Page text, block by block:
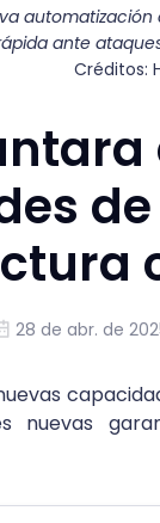
ante
Créditos:
de
28 de abr. de
nuevas